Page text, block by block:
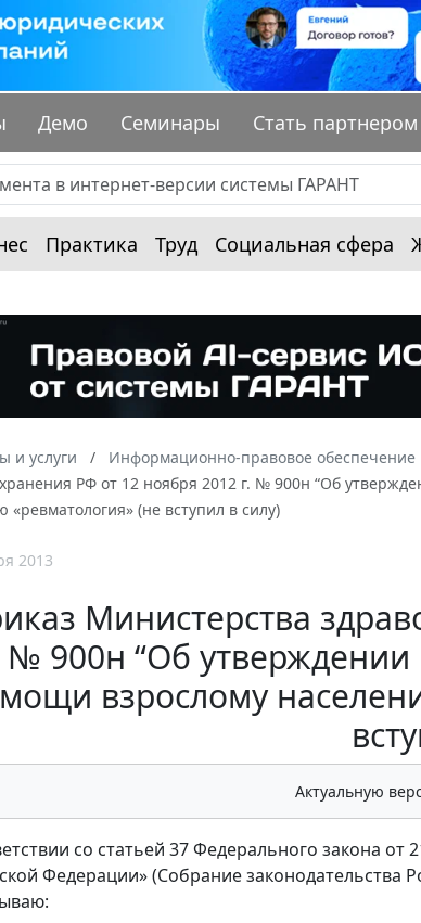
Демо Семинары Стать партнером
Практика Труд Социальная сфера
и услуги Информационно-правовое обеспечение
РФ от 12 ноября 2012 г. № 900н “Об
«ревматология» (не вступил в силу)
2013
Министерства
№ 900н “Об
взрослому
Актуальную
со статьей 37 Федерального закона
Федерации» (Собрание законодательства